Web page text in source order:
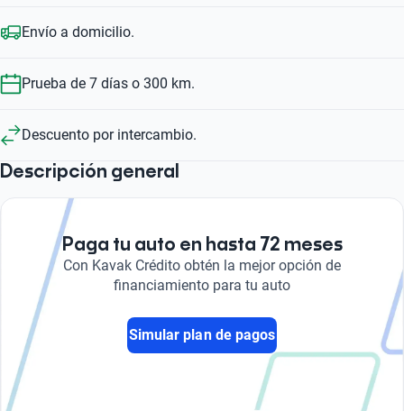
Envío a domicilio.
Prueba de 7 días o 300 km.
Descuento por intercambio.
Descripción general
Paga tu auto en hasta 72 meses
Con Kavak Crédito obtén la mejor opción de
financiamiento para tu auto
Simular plan de pagos